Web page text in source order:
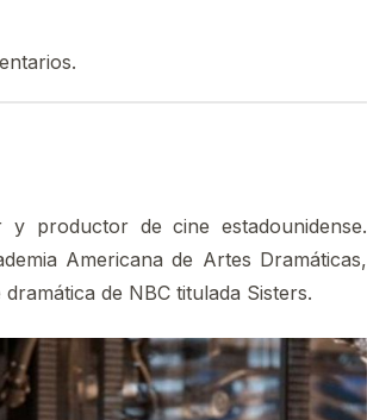
productor de cine estadounidense.
Americana de Artes Dramáticas,
de NBC titulada Sisters.